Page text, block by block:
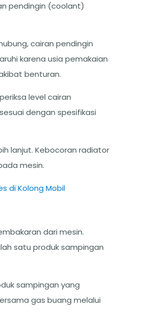
pendingin (coolant)
cairan pendingin
karena usia pemakaian
benturan.
level cairan
dengan spesifikasi
lanjut. Kebocoran radiator
mesin.
di Kolong Mobil
dari mesin.
satu produk sampingan
sampingan yang
gas buang melalui